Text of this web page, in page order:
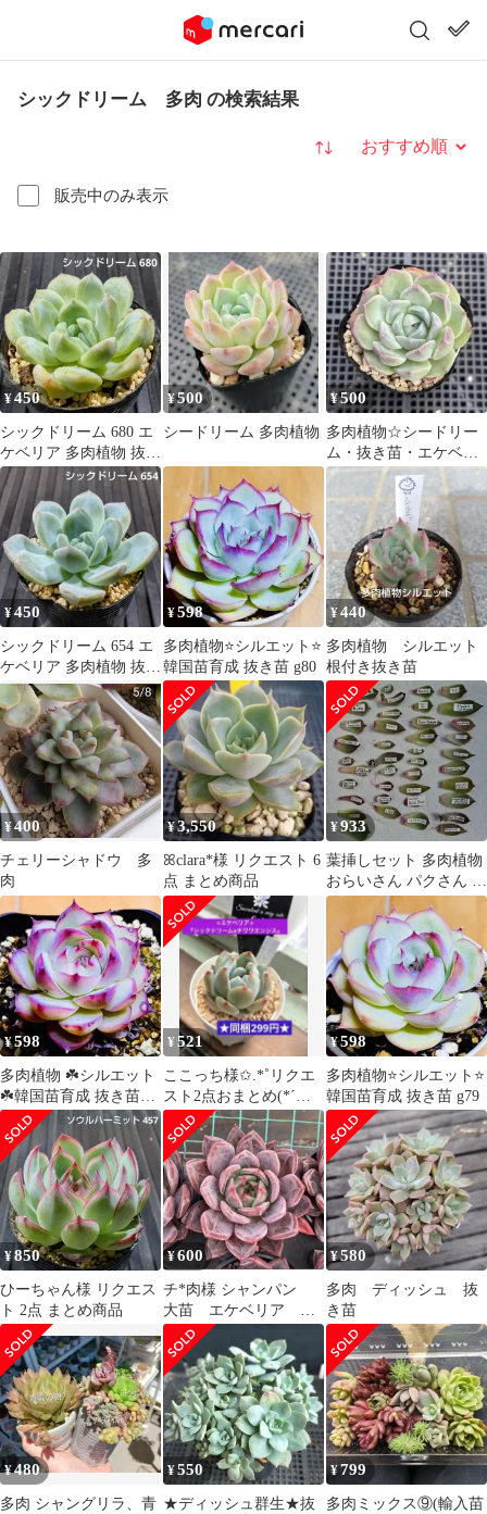
シックドリーム 多肉 の検索結果
販売中のみ表示
並び替え
¥450
シックドリーム 680 エ
ケベリア 多肉植物 抜き
苗
¥500
シードリーム 多肉植物
¥500
多肉植物☆シードリー
ム・抜き苗・エケベリ
ア
¥450
シックドリーム 654 エ
ケベリア 多肉植物 抜き
苗
¥598
多肉植物⭐️シルエット⭐️
韓国苗育成 抜き苗 g80
¥440
多肉植物 シルエット
根付き抜き苗
¥400
チェリーシャドウ 多
肉
¥3,550
ꕤclara*様 リクエスト 6
点 まとめ商品
¥933
葉挿しセット 多肉植物
おらいさん パクさん 韓
国苗 レア入り
¥598
多肉植物 ☘️シルエット
☘️韓国苗育成 抜き苗
e132
¥521
ここっち様✩.*˚リクエ
スト2点おまとめ(*´︶
`*)♡Thanks!★同梱割
¥598
多肉植物⭐️シルエット⭐️
韓国苗育成 抜き苗 g79
¥850
ひーちゃん様 リクエス
ト 2点 まとめ商品
¥600
チ*肉様 シャンパン
大苗 エケベリア 多
肉植物
¥580
多肉 ディッシュ 抜
き苗
¥480
多肉 シャングリラ、青
¥550
★ディッシュ群生★抜
¥799
多肉ミックス⑨(輸入苗